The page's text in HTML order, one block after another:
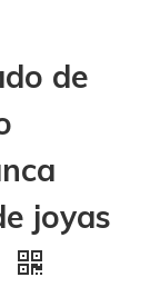
de
joyas